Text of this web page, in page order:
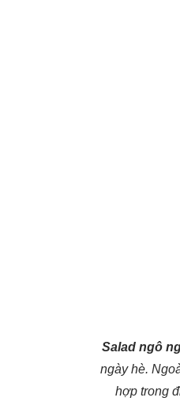
Salad ngô
ngày hè.
hợp trong